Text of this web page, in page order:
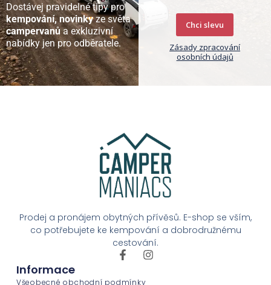
Dostávej pravidelné tipy pro
kempování, novinkyze světa
campervanůa exkluzivní
nabídky jen pro odběratele.
Chci slevu
Zásady zpracování
osobních údajů
Prodej a pronájem obytných přívěsů. E-shop se vším,
co potřebujete ke kempování a dobrodružnému
cestování.
Informace
Všeobecné obchodní podmínky